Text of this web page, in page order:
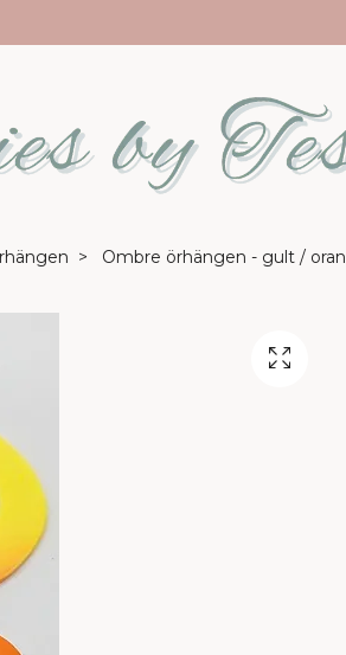
Ombre örhängen - gult /